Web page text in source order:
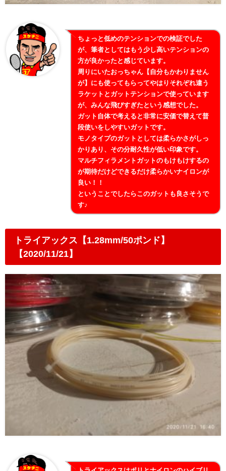
ちょっと低めのテンションでの検証でした
が、筆者としてはもう少し高いテンションの
方が良かったと感じています。
周りにいたおっちゃん【自分もかわりません
が】にも使ってもらってやはりそれぞれ違う
ラケットとガットテンションで使っています
が、みんな飛びすぎたという感想でした。
ガット自体で考えると非常に安価で替えて普
段使いをしやすいガットです。
モノタイプのガットとしては柔らかさがしっ
かりあり、その分耐久性が低い印象です。
マルチフィラメントガットのもけもけするの
が期待だけどできるだけ柔らかいナイロンが
良い！！
ということでしたらこのガットも良さそうで
す♪
トライアックス【1.28mm/50ポンド】
【2020/11/21】